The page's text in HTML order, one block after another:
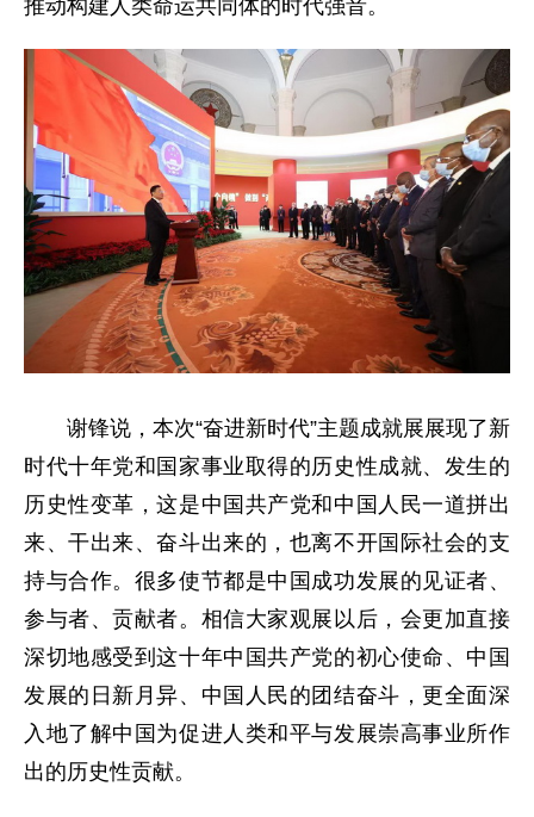
推动构建人类命运共同体的时代强音。
谢锋说，本次“奋进新时代”主题成就展展现了新
时代十年党和国家事业取得的历史性成就、发生的
历史性变革，这是中国共产党和中国人民一道拼出
来、干出来、奋斗出来的，也离不开国际社会的支
持与合作。很多使节都是中国成功发展的见证者、
参与者、贡献者。相信大家观展以后，会更加直接
深切地感受到这十年中国共产党的初心使命、中国
发展的日新月异、中国人民的团结奋斗，更全面深
入地了解中国为促进人类和平与发展崇高事业所作
出的历史性贡献。